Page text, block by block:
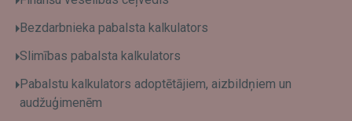
Bezdarbnieka pabalsta kalkulators
Slimības pabalsta kalkulators
Pabalstu kalkulators adoptētājiem, aizbildņiem un
audžuģimenēm